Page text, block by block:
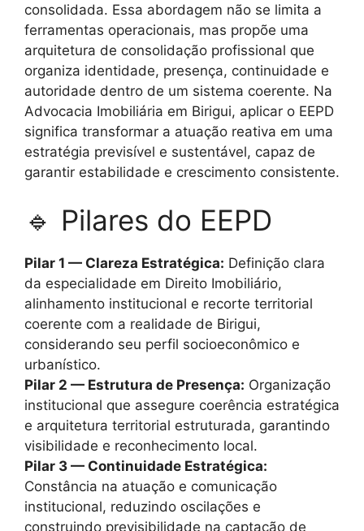
consolidada. Essa abordagem não se limita a
ferramentas operacionais, mas propõe uma
arquitetura de consolidação profissional que
organiza identidade, presença, continuidade e
autoridade dentro de um sistema coerente. Na
Advocacia Imobiliária em Birigui, aplicar o EEPD
significa transformar a atuação reativa em uma
estratégia previsível e sustentável, capaz de
garantir estabilidade e crescimento consistente.
🔹 Pilares do EEPD
Pilar 1 — Clareza Estratégica: Definição clara
da especialidade em Direito Imobiliário,
alinhamento institucional e recorte territorial
coerente com a realidade de Birigui,
considerando seu perfil socioeconômico e
urbanístico.
Pilar 2 — Estrutura de Presença: Organização
institucional que assegure coerência estratégica
e arquitetura territorial estruturada, garantindo
visibilidade e reconhecimento local.
Pilar 3 — Continuidade Estratégica:
Constância na atuação e comunicação
institucional, reduzindo oscilações e
construindo previsibilidade na captação de